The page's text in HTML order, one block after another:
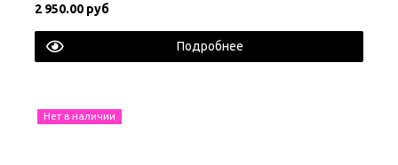
2 950.00 руб
Подробнее
Нет в наличии